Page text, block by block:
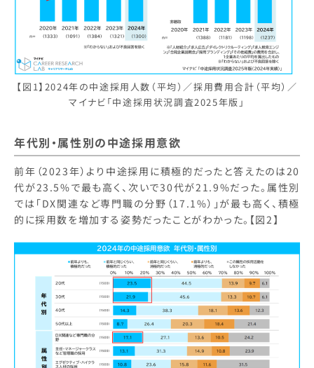
【図1】2024年の中途採用人数（平均）／採用費用合計（平均）／
マイナビ「中途採用状況調査2025年版」
年代別・属性別の中途採用意欲
前年（2023年）より中途採用に積極的だったと答えたのは20
代が23.5%で最も高く、次いで30代が21.9%だった。属性別
では「DX関連など専門職の分野（17.1%）」が最も高く、積極
的に採用数を増加する姿勢だったことがわかった。【図2】